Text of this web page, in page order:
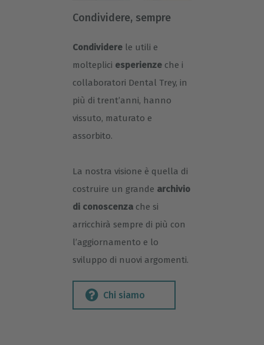
Condividere, sempre
Condividerele utili e
molteplici esperienzeche i
collaboratori Dental Trey, in
più di trent’anni, hanno
vissuto, maturato e
assorbito.
La nostra visione è quella di
costruire un grande archivio
di conoscenzache si
arricchirà sempre di più con
l’aggiornamento e lo
sviluppo di nuovi argomenti.
Chi siamo